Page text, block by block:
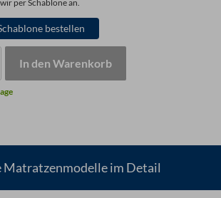
bestellen
In den Warenkorb
Matratzenmodelle im Detail